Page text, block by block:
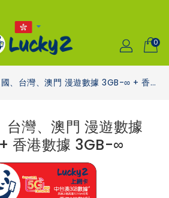
0
3天 | 中國、台灣、澳門 漫遊數據 3GB-∞ + 香港數據 3GB-∞
台灣、澳門 漫遊數據
香港數據 3GB-∞